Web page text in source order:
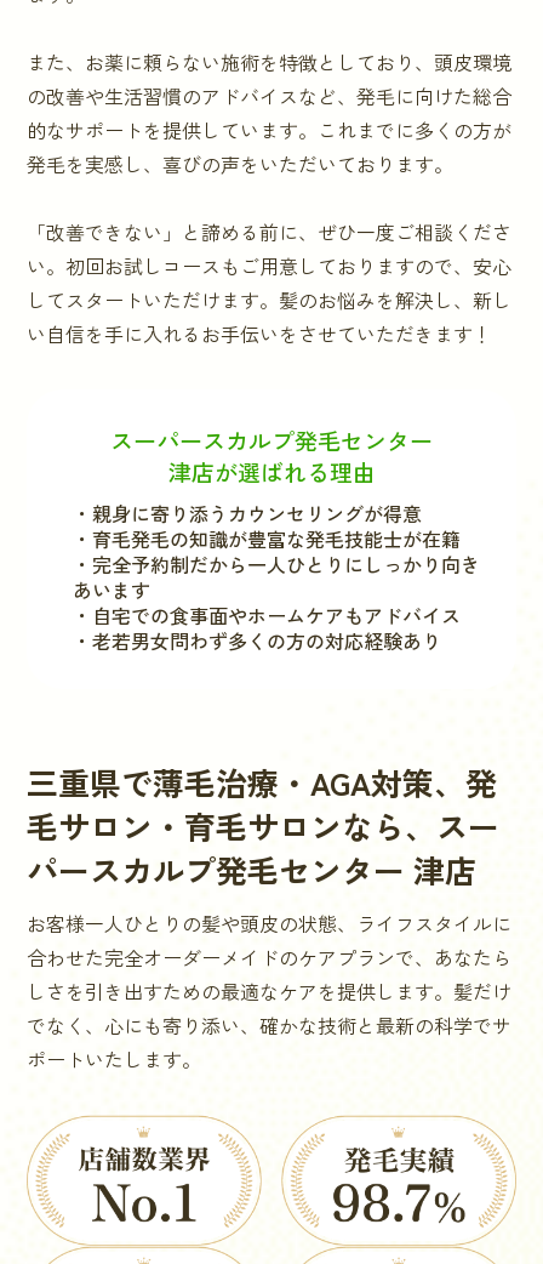
また、お薬に頼らない施術を特徴としており、頭皮環境
の改善や生活習慣のアドバイスなど、発毛に向けた総合
的なサポートを提供しています。これまでに多くの方が
発毛を実感し、喜びの声をいただいております。
「改善できない」と諦める前に、ぜひ一度ご相談くださ
い。初回お試しコースもご用意しておりますので、安心
してスタートいただけます。髪のお悩みを解決し、新し
い自信を手に入れるお手伝いをさせていただきます！
スーパースカルプ発毛センター
津店が選ばれる理由
・親身に寄り添うカウンセリングが得意
・育毛発毛の知識が豊富な発毛技能士が在籍
・完全予約制だから一人ひとりにしっかり向き
あいます
・自宅での食事面やホームケアもアドバイス
・老若男女問わず多くの方の対応経験あり
三重県で薄毛治療・AGA対策、発
毛サロン・育毛サロンなら、スー
パースカルプ発毛センター津店
お客様一人ひとりの髪や頭皮の状態、ライフスタイルに
合わせた完全オーダーメイドのケアプランで、あなたら
しさを引き出すための最適なケアを提供します。髪だけ
でなく、心にも寄り添い、確かな技術と最新の科学でサ
ポートいたします。